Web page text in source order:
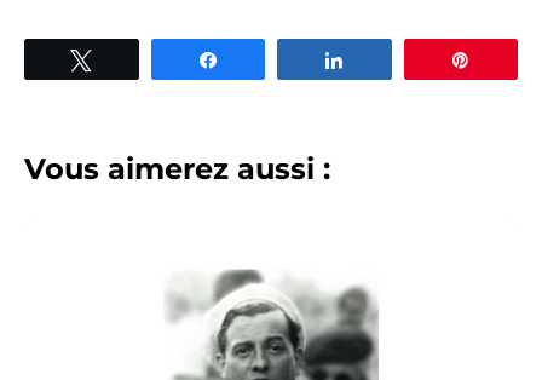
Vous aimerez aussi :